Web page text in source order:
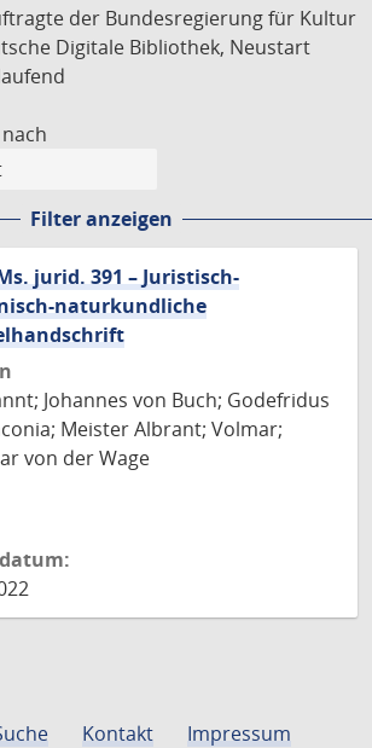
der Bundesregierung für Kultur
Digitale Bibliothek, Neustart
Filter anzeigen
jurid. 391 – Juristisch-
naturkundliche
Johannes von Buch; Godefridus
Meister Albrant; Volmar;
von der Wage
Kontakt
Impressum